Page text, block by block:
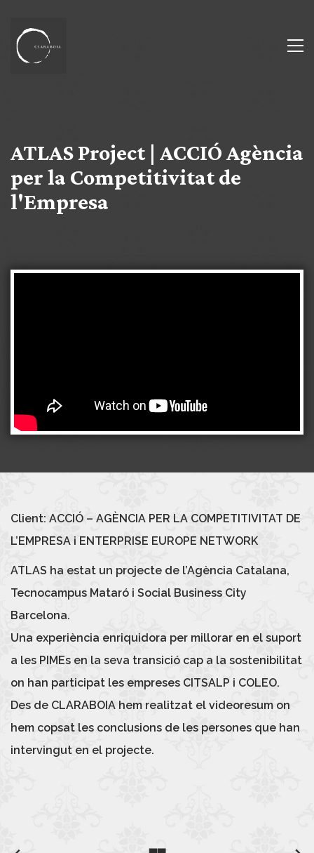
ATLAS Project | ACCIÓ Agència
per la Competitivitat de
l'Empresa
Client: ACCIÓ – AGÈNCIA PER LA COMPETITIVITAT DE
L’EMPRESA i ENTERPRISE EUROPE NETWORK
ATLAS ha estat un projecte de l’Agència Catalana,
Tecnocampus Mataró i Social Business City
Barcelona.
Una experiència enriquidora per millorar en el suport
a les PIMEs en la seva transició cap a la sostenibilitat
on han participat les empreses CITSALP i COLEO.
Des de CLARABOIA hem realitzat el videoresum on
hem copsat les conclusions de les persones que han
intervingut en el projecte.